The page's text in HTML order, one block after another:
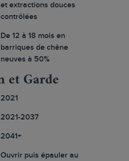
et extractions douces
contrôlées
De 12 à 18 mois en
barriques de chêne
neuves à 50%
et Garde
2021
2021-2037
2041+
Ouvrir puis épauler au